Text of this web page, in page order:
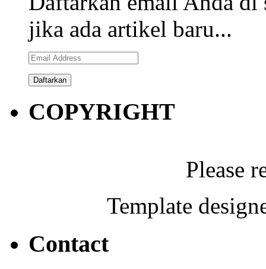
jika ada artikel baru...
Email
Address
COPYRIGHT
Please
Template
Contact